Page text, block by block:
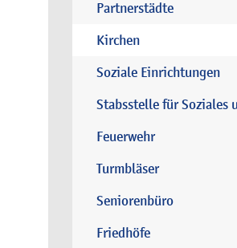
Partnerstädte
Kirchen
Soziale Einrichtungen
Stabsstelle für Soziales
Feuerwehr
Turmbläser
Seniorenbüro
Friedhöfe